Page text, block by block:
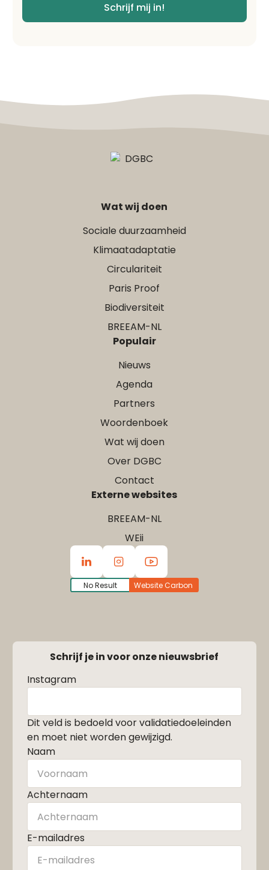
Schrijf mij in!
Wat wij doen
Sociale duurzaamheid
Klimaatadaptatie
Circulariteit
Paris Proof
Biodiversiteit
BREEAM-NL
Populair
Nieuws
Agenda
Partners
Woordenboek
Wat wij doen
Over DGBC
Contact
Externe websites
BREEAM-NL
WEii
No Result Website Carbon
Schrijf je in voor onze nieuwsbrief
Instagram
Dit veld is bedoeld voor validatiedoeleinden
en moet niet worden gewijzigd.
Naam
Achternaam
E-mailadres